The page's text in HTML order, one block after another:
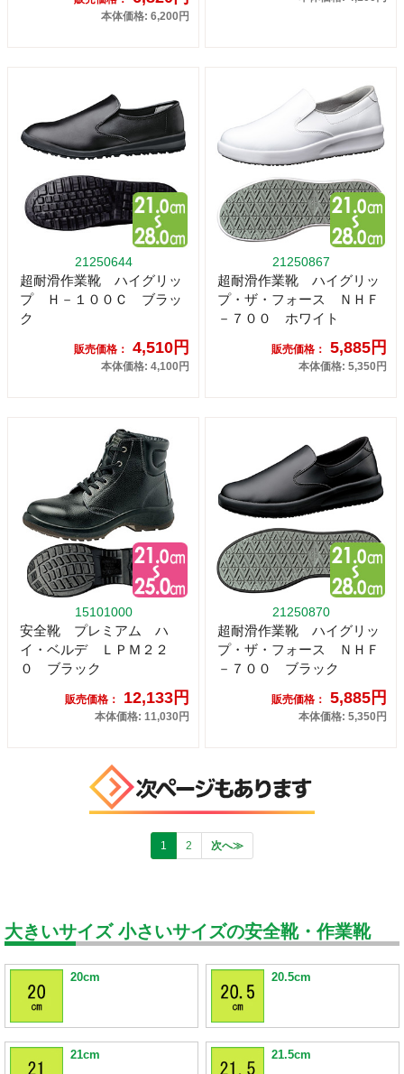
本体価格: 6,200円
21250644
超耐滑作業靴 ハイグリッ
プ Ｈ－１００Ｃ ブラッ
ク
販売価格： 4,510円
本体価格: 4,100円
21250867
超耐滑作業靴 ハイグリッ
プ・ザ・フォース ＮＨＦ
－７００ ホワイト
販売価格： 5,885円
本体価格: 5,350円
15101000
安全靴 プレミアム ハ
イ・ベルデ ＬＰＭ２２
０ ブラック
販売価格： 12,133円
本体価格: 11,030円
21250870
超耐滑作業靴 ハイグリッ
プ・ザ・フォース ＮＨＦ
－７００ ブラック
販売価格： 5,885円
本体価格: 5,350円
1 2 次へ≫
大きいサイズ 小さいサイズの安全靴・作業靴
20cm 20.5cm
21cm 21.5cm